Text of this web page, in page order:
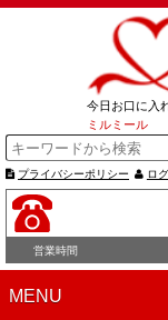
今日お口に入
ミルミール
プライバシーポリシー ロ
営業時間
MENU